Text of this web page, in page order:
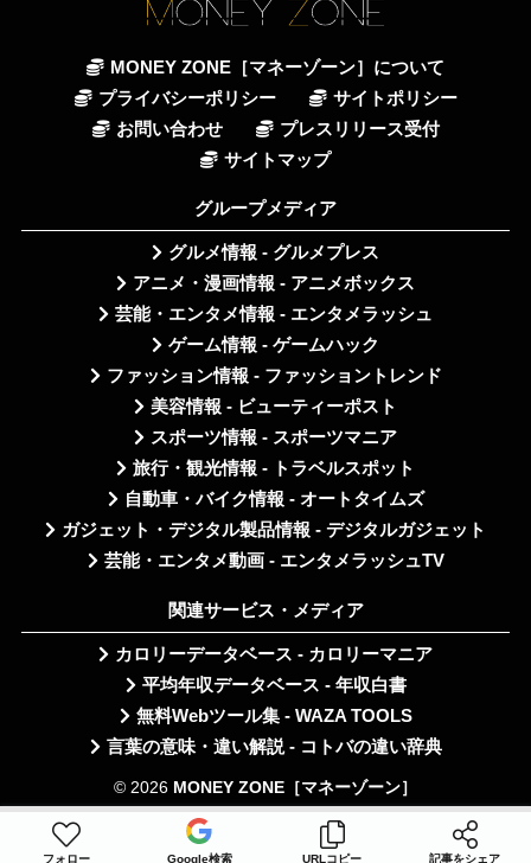
MONEY ZONE［マネーゾーン］について
プライバシーポリシー
サイトポリシー
お問い合わせ
プレスリリース受付
サイトマップ
グループメディア
グルメ情報 - グルメプレス
アニメ・漫画情報 - アニメボックス
芸能・エンタメ情報 - エンタメラッシュ
ゲーム情報 - ゲームハック
ファッション情報 - ファッショントレンド
美容情報 - ビューティーポスト
スポーツ情報 - スポーツマニア
旅行・観光情報 - トラベルスポット
自動車・バイク情報 - オートタイムズ
ガジェット・デジタル製品情報 - デジタルガジェット
芸能・エンタメ動画 - エンタメラッシュTV
関連サービス・メディア
カロリーデータベース - カロリーマニア
平均年収データベース - 年収白書
無料Webツール集 - WAZA TOOLS
言葉の意味・違い解説 - コトバの違い辞典
© 2026 MONEY ZONE［マネーゾーン］
フォロー Google検索 URLコピー 記事をシェア